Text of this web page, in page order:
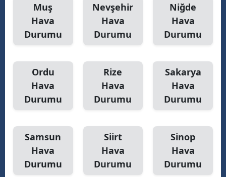
Muş
Hava
Durumu
Nevşehir
Hava
Durumu
Niğde
Hava
Durumu
Ordu
Hava
Durumu
Rize
Hava
Durumu
Sakarya
Hava
Durumu
Samsun
Hava
Durumu
Siirt
Hava
Durumu
Sinop
Hava
Durumu